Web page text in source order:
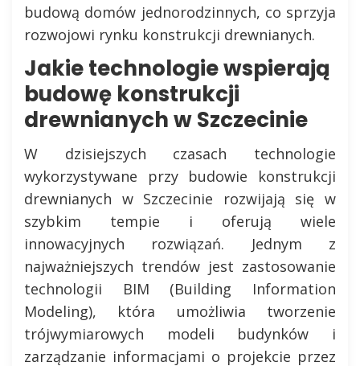
budową domów jednorodzinnych, co sprzyja
rozwojowi rynku konstrukcji drewnianych.
Jakie technologie wspierają
budowę konstrukcji
drewnianych w Szczecinie
W dzisiejszych czasach technologie
wykorzystywane przy budowie konstrukcji
drewnianych w Szczecinie rozwijają się w
szybkim tempie i oferują wiele
innowacyjnych rozwiązań. Jednym z
najważniejszych trendów jest zastosowanie
technologii BIM (Building Information
Modeling), która umożliwia tworzenie
trójwymiarowych modeli budynków i
zarządzanie informacjami o projekcie przez